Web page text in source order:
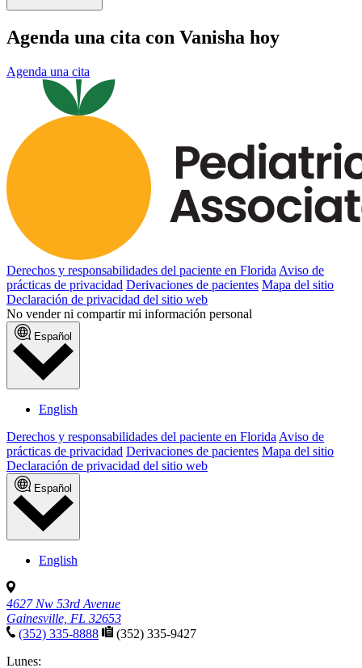
Agenda una cita con Vanisha hoy
Agenda una cita
Derechos y responsabilidades del paciente en Florida Aviso de
prácticas de privacidad Derivaciones de pacientes Mapa del sitio
Declaración de privacidad del sitio web
No vender ni compartir mi información personal
Español
English
Derechos y responsabilidades del paciente en Florida Aviso de
prácticas de privacidad Derivaciones de pacientes Mapa del sitio
Declaración de privacidad del sitio web
Español
English
4627 Nw 53rd Avenue
Gainesville, FL 32653
(352) 335-8888
(352) 335-9427
Lunes: